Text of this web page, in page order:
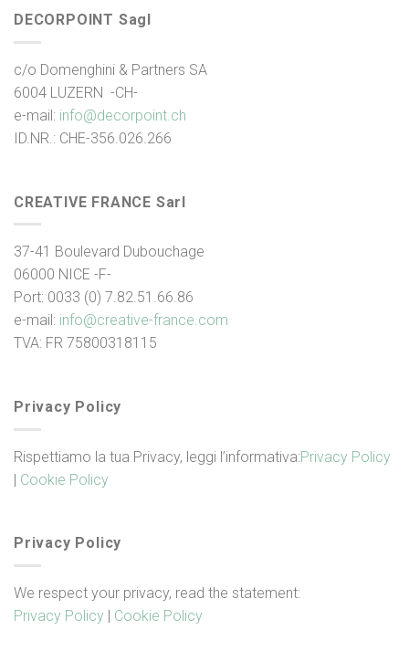
DECORPOINT Sagl
c/o Domenghini & Partners SA
6004 LUZERN -CH-
e-mail: info@decorpoint.ch
ID.NR.: CHE-356.026.266
CREATIVE FRANCE Sarl
37-41 Boulevard Dubouchage
06000 NICE -F-
Port: 0033 (0) 7.82.51.66.86
e-mail: info@creative-france.com
TVA: FR 75800318115
Privacy Policy
Rispettiamo la tua Privacy, leggi l’informativa:Privacy Policy
| Cookie Policy
Privacy Policy
We respect your privacy, read the statement:
Privacy Policy | Cookie Policy